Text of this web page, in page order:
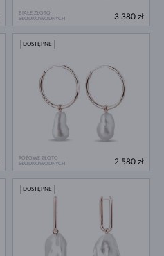
BIAŁE ZŁOTO
SŁODKOWODNYCH
3 380 zł
RÓŻOWE ZŁOTO
SŁODKOWODNYCH
DOSTĘPNE
2 580 zł
DOSTĘPNE